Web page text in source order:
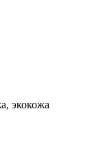
экокожа